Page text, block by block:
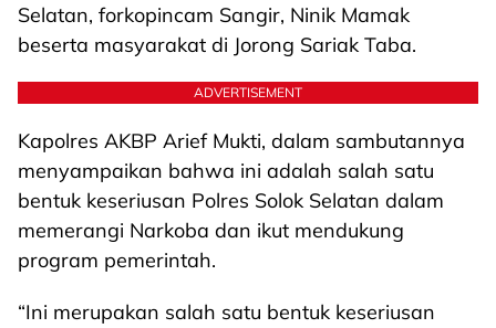
Selatan, forkopincam Sangir, Ninik Mamak
beserta masyarakat di Jorong Sariak Taba.
ADVERTISEMENT
Kapolres AKBP Arief Mukti, dalam sambutannya
menyampaikan bahwa ini adalah salah satu
bentuk keseriusan Polres Solok Selatan dalam
memerangi Narkoba dan ikut mendukung
program pemerintah.
“Ini merupakan salah satu bentuk keseriusan